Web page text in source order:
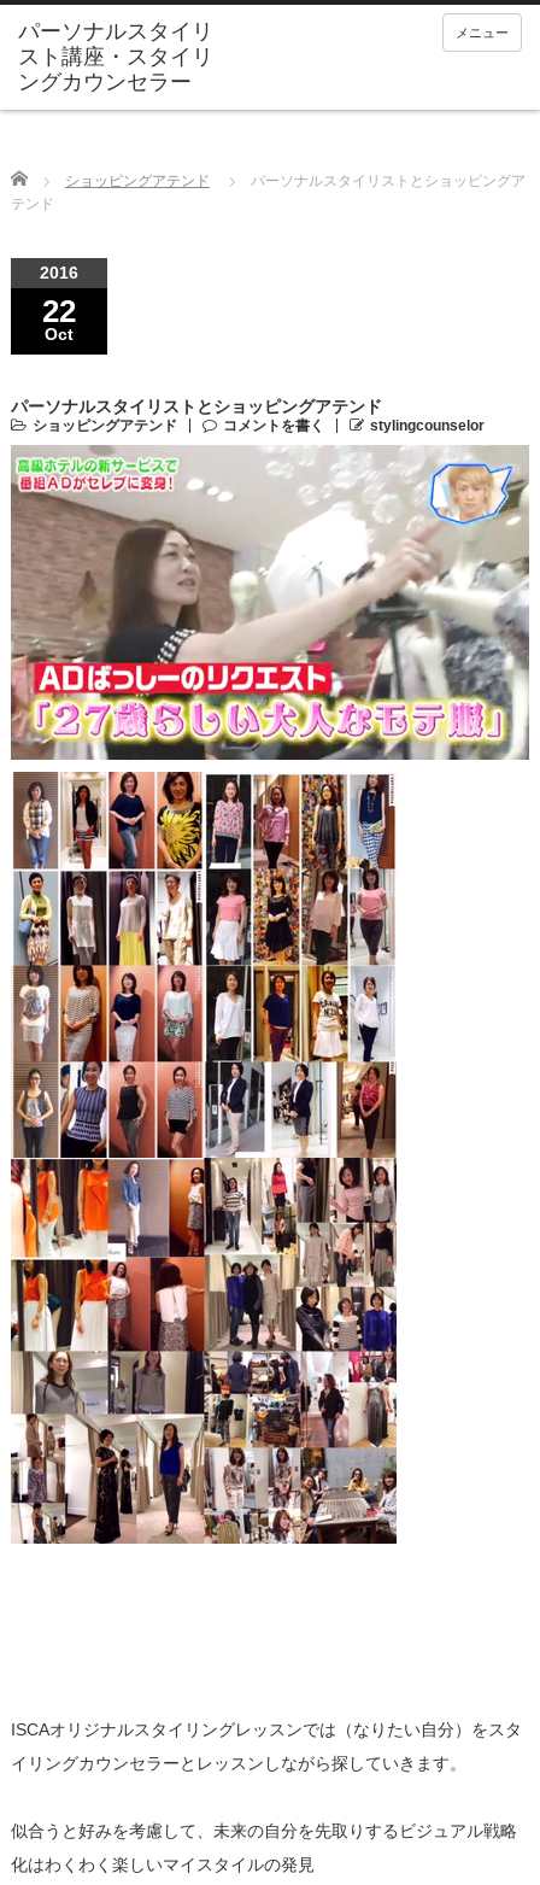
メニュー
Home ショッピングアテンド
パーソナルスタイリストとショッピングア
テンド
2016
22
Oct
パーソナルスタイリストとショッピングアテンド
ショッピングアテンド コメントを書く stylingcounselor
ISCAオリジナルスタイリングレッスンでは（なりたい自分）をスタ
イリングカウンセラーとレッスンしながら探していきます。
似合うと好みを考慮して、未来の自分を先取りするビジュアル戦略
化はわくわく楽しいマイスタイルの発見